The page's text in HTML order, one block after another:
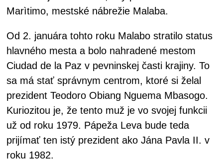
Marìtimo, mestské nábrežie Malaba.
Od 2. januára tohto roku Malabo stratilo status
hlavného mesta a bolo nahradené mestom
Ciudad de la Paz v pevninskej časti krajiny. To
sa má stať správnym centrom, ktoré si želal
prezident Teodoro Obiang Nguema Mbasogo.
Kuriozitou je, že tento muž je vo svojej funkcii
už od roku 1979. Pápeža Leva bude teda
prijímať ten istý prezident ako Jána Pavla II. v
roku 1982.